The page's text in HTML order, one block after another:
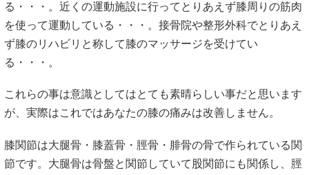
る・・・。近くの運動施設に行ってとりあえず膝周りの筋肉
を使って運動している・・・。接骨院や整形外科でとりあえ
ず膝のリハビリと称して膝のマッサージを受けてい
る・・・。
これらの事は意識としてはとても素晴らしい事だと思います
が、実際はこれではあなたの膝の痛みは改善しません。
膝関節は大腿骨・膝蓋骨・脛骨・腓骨の骨で作られている関
節です。大腿骨は骨盤と関節していて股関節にも関係し、脛